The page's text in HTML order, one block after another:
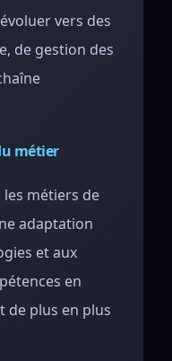
vers des
de gestion des
métier
métiers de
adaptation
et aux
en
de plus en plus